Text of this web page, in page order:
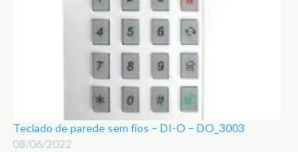
Teclado de parede sem fios – DI-O – DO_3003
08/06/2022